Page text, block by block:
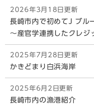
2026年3月18日更新
長崎市内で初めてJ ブル
～産官学連携したクレジ
2025年7月28日更新
かきどまり白浜海岸
2025年6月2日更新
長崎市内の漁港紹介